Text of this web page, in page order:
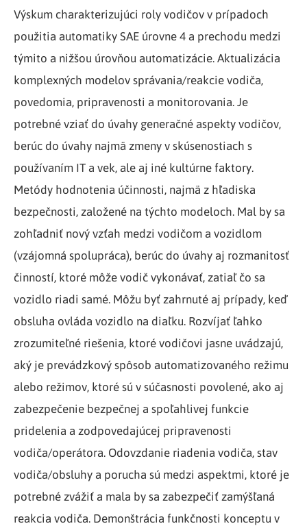
Výskum charakterizujúci roly vodičov v prípadoch
použitia automatiky SAE úrovne 4 a prechodu medzi
týmito a nižšou úrovňou automatizácie. Aktualizácia
komplexných modelov správania/reakcie vodiča,
povedomia, pripravenosti a monitorovania. Je
potrebné vziať do úvahy generačné aspekty vodičov,
berúc do úvahy najmä zmeny v skúsenostiach s
používaním IT a vek, ale aj iné kultúrne faktory.
Metódy hodnotenia účinnosti, najmä z hľadiska
bezpečnosti, založené na týchto modeloch. Mal by sa
zohľadniť nový vzťah medzi vodičom a vozidlom
(vzájomná spolupráca), berúc do úvahy aj rozmanitosť
činností, ktoré môže vodič vykonávať, zatiaľ čo sa
vozidlo riadi samé. Môžu byť zahrnuté aj prípady, keď
obsluha ovláda vozidlo na diaľku. Rozvíjať ľahko
zrozumiteľné riešenia, ktoré vodičovi jasne uvádzajú,
aký je prevádzkový spôsob automatizovaného režimu
alebo režimov, ktoré sú v súčasnosti povolené, ako aj
zabezpečenie bezpečnej a spoľahlivej funkcie
pridelenia a zodpovedajúcej pripravenosti
vodiča/operátora. Odovzdanie riadenia vodiča, stav
vodiča/obsluhy a porucha sú medzi aspektmi, ktoré je
potrebné zvážiť a mala by sa zabezpečiť zamýšľaná
reakcia vodiča. Demonštrácia funkčnosti konceptu v